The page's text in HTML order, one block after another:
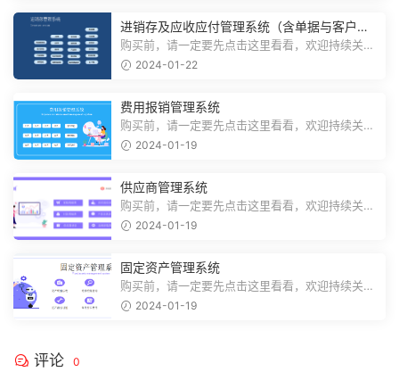
进销存及应收应付管理系统（含单据与客户对
账）
购买前，请一定要先点击这里看看，欢迎持续关
注，精彩模板每天推送预览结束，需要...
2024-01-22
费用报销管理系统
购买前，请一定要先点击这里看看，欢迎持续关
注，精彩模板每天推送预览结束，需要...
2024-01-19
供应商管理系统
购买前，请一定要先点击这里看看，欢迎持续关
注，精彩模板每天推送预览结束，需要...
2024-01-19
固定资产管理系统
购买前，请一定要先点击这里看看，欢迎持续关
注，精彩模板每天推送预览结束，需要...
2024-01-19
评论 0